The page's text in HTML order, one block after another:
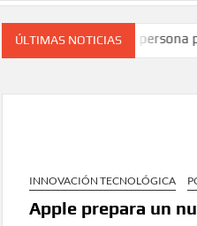
ÚLTIMAS NOTICIAS
Detienen a persona por intentar
INNOVACIÓN TECNOLÓGICA
Apple prepara un